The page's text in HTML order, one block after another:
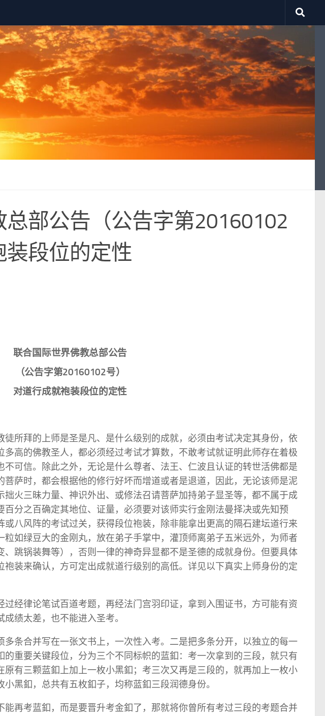
部公告（公告字第20160102
段位的定性
联合国际世界佛教总部公告
（公告字第20160102号）
对道行成就袍装段位的定性
所拜的上师是圣是凡、是什么级别的成就，必须由考试决定其身份，依
高的佛教圣人，都必须经过考试才算数，不敢考试就证明此师存在着极
可信。除此之外，无论是什么尊者、法王、仁波且认证的转世活佛都是
萨时，都会根据他的修行好坏而增道或者是退道，因此，无论该师是泥
火三昧力量、神识外出、或修法召请菩萨加持弟子显圣等，都不属于成
分之百确定其地位、证量，必须要对该师实行金刚法曼择决或先知预
八风阵的考试过关，获得段位袍装，除非能拿出更高的隔石建坛道行来
如绿豆大的金刚丸，放在弟子手掌中，灌顶师离弟子五米远外，为师者
跳锅装舞等），否则一律的神奇异显都不是圣德的成就身份。但要具体
装来确认，方可定出成就道行级别的高低。详见以下真实上师身份的定
经律论笔试百道考题，再经法门宫羽印证，拿到入围证书，方可能有资
绩太差，也不能进入圣考。
条合并写在一张文书上，一次性入考。二是把多条分开，以独立的每一
重要关键段位，分为三个不同标帜的蓝釦：考一次拿到的三段，就只有
有三颗蓝釦上加上一枚小黑釦；考三次又再是三段的，就再加上一枚小
黑釦，总共有五枚釦子，均称蓝釦三段润德身份。
再考蓝釦，而是要晋升考金釦了，那就将你曾所有考过三段的考题合并